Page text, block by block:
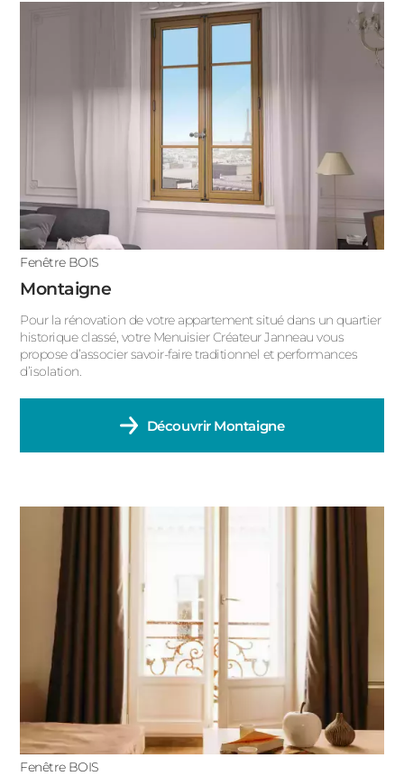
Fenêtre BOIS
Montaigne
Pour la rénovation de votre appartement situé dans un quartier
historique classé, votre Menuisier Créateur Janneau vous
propose d’associer savoir-faire traditionnel et performances
d’isolation.
Découvrir Montaigne
Fenêtre BOIS